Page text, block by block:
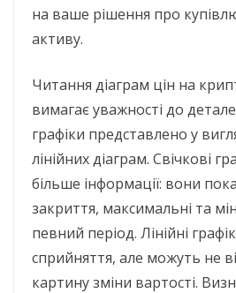
на ваше рішення про
активу.
Читання діаграм цін на
вимагає уважності до
графіки представлено у
лінійних діаграм. Свічкові
більше інформації: вони
закриття, максимальні та
певний період. Лінійні
сприйняття, але можуть не
картину зміни вартості.